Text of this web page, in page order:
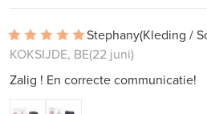
Stephany(Kleding /
KOKSIJDE, BE(22 juni)
Zalig ! En correcte communicatie!